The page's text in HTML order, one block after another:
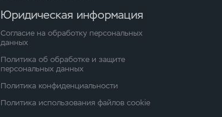
Юридическая информация
Согласие на обработку персональных
данных
Политика об обработке и защите
персональных данных
Политика конфиденциальности
Политика использования файлов cookie